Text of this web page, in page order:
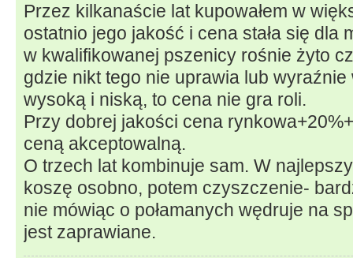
Przez kilkanaście lat kupowałem w
ostatnio jego jakość i cena stała się dla
w kwalifikowanej pszenicy rośnie żyto
gdzie nikt tego nie uprawia lub
wysoką i niską, to cena nie gra roli.
Przy dobrej jakości cena
ceną akceptowalną.
O trzech lat kombinuje sam. W najlepszy
koszę osobno, potem czyszczenie-
nie mówiąc o połamanych wędruje na
jest zaprawiane.